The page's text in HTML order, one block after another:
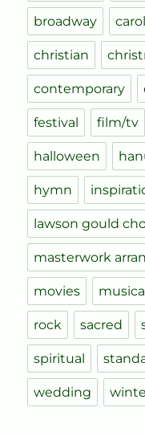
broadway carol
christian
contemporary
festival film/tv
halloween
hymn
lawson gould
masterwork
movies
rock sacred
spiritual
wedding